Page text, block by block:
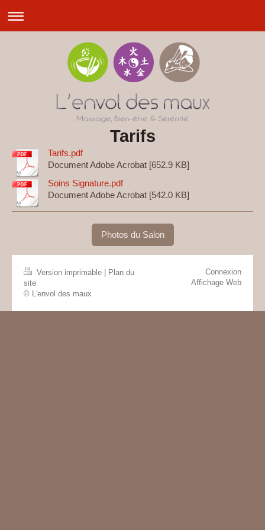
Tarifs
Tarifs.pdf
Document Adobe Acrobat [652.9 KB]
Soins Signature.pdf
Document Adobe Acrobat [542.0 KB]
Photos du Salon
Version imprimable
Plan du
site
© L'envol des maux
Connexion
Affichage Web